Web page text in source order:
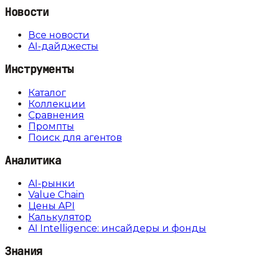
Новости
Все новости
AI-дайджесты
Инструменты
Каталог
Коллекции
Сравнения
Промпты
Поиск для агентов
Аналитика
AI-рынки
Value Chain
Цены API
Калькулятор
AI Intelligence: инсайдеры и фонды
Знания